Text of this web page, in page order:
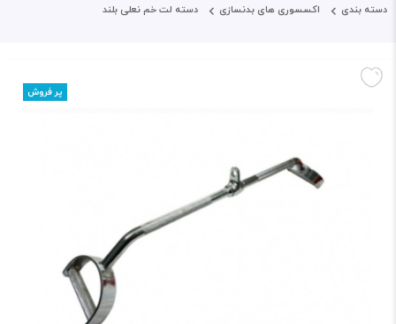
دسته بندی اکسسوری های بدنسازی دسته لت خم نعلی بلند
پر فروش